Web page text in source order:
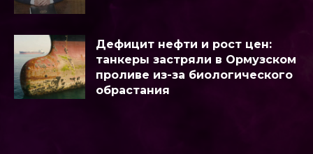
Дефицит нефти и рост цен:
танкеры застряли в Ормузском
проливе из-за биологического
обрастания